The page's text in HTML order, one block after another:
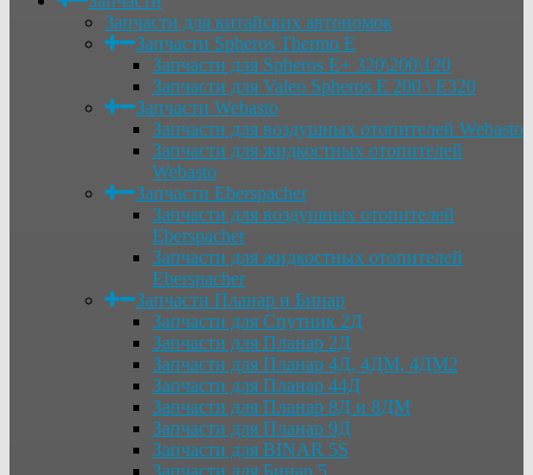
Запчасти для китайских автономок
Запчасти Spheros Thermo E
Запчасти для Spheros E+ 320\200\120
Запчасти для Valeo Spheros E 200 \ E320
Запчасти Webasto
Запчасти для воздушных отопителей Webasto
Запчасти для жидкостных отопителей
Webasto
Запчасти Eberspacher
Запчасти для воздушных отопителей
Eberspacher
Запчасти для жидкостных отопителей
Eberspacher
Запчасти Планар и Бинар
Запчасти для Спутник 2Д
Запчасти для Планар 2Д
Запчасти для Планар 4Д, 4ДМ, 4ДМ2
Запчасти для Планар 44Д
Запчасти для Планар 8Д и 8ДМ
Запчасти для Планар 9Д
Запчасти для BINAR 5S
Запчасти для Бинар 5